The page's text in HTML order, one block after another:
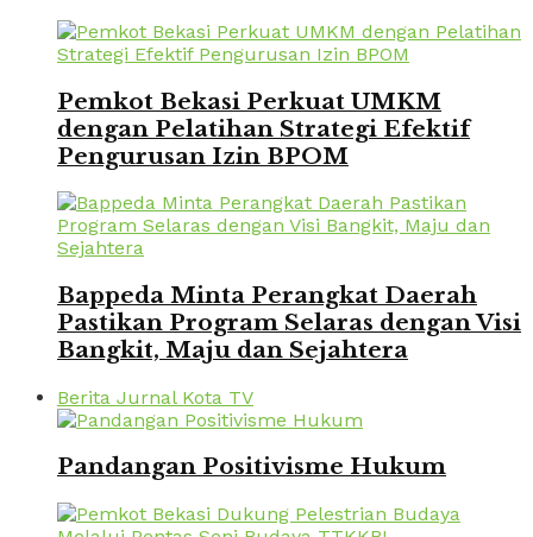
Pemkot Bekasi Perkuat UMKM
dengan Pelatihan Strategi Efektif
Pengurusan Izin BPOM
Bappeda Minta Perangkat Daerah
Pastikan Program Selaras dengan Visi
Bangkit, Maju dan Sejahtera
Berita Jurnal Kota TV
Pandangan Positivisme Hukum